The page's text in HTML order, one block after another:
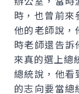
時，也曾前
他的老師說，
時老師還告
來真的選上總
總統說，他看
的志向要當總